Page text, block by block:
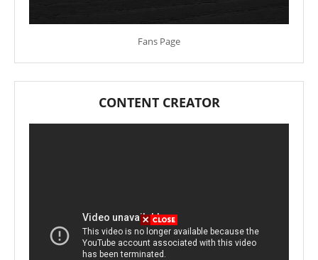
Fans Page
CONTENT CREATOR